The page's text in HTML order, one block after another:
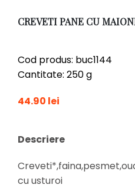
CREVETI PANE CU
Cod produs: buc1144
Cantitate: 250 g
44.90 lei
Descriere
cu usturoi